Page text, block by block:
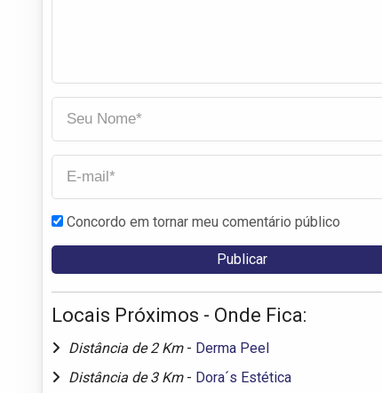
Concordo em tornar meu comentário público
Locais Próximos - Onde Fica:
Distância de 2 Km - Derma Peel
Distância de 3 Km - Dora´s Estética